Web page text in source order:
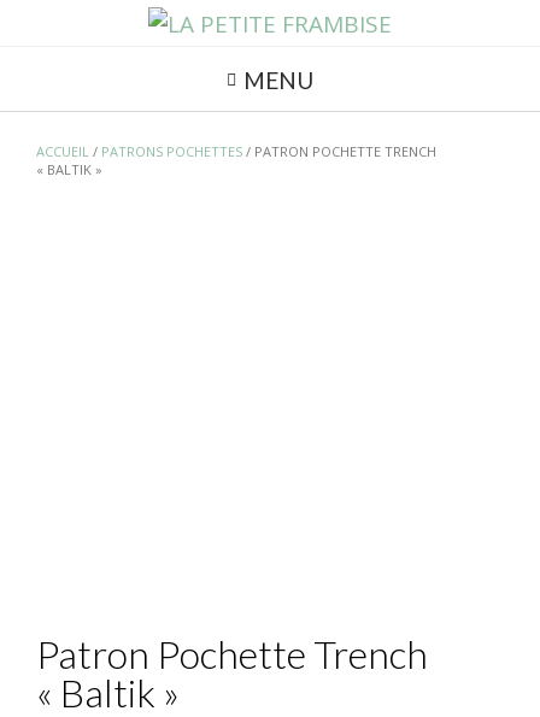
MENU
ACCUEIL / PATRONS POCHETTES / PATRON POCHETTE TRENCH
« BALTIK »
Patron Pochette Trench
« Baltik »